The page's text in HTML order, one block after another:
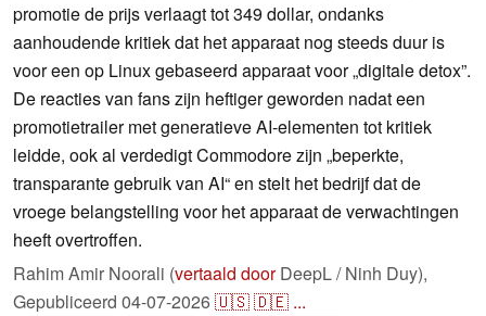
promotie de prijs verlaagt tot 349 dollar, ondanks
aanhoudende kritiek dat het apparaat nog steeds duur is
voor een op Linux gebaseerd apparaat voor „digitale detox”.
De reacties van fans zijn heftiger geworden nadat een
promotietrailer met generatieve AI-elementen tot kritiek
leidde, ook al verdedigt Commodore zijn „beperkte,
transparante gebruik van AI“ en stelt het bedrijf dat de
vroege belangstelling voor het apparaat de verwachtingen
heeft overtroffen.
Rahim Amir Noorali (vertaald doorDeepL / Ninh Duy),
Gepubliceerd 04-07-2026🇺🇸🇩🇪 ...